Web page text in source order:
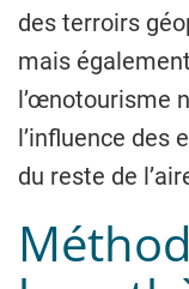
des terroirs
mais
l’œnotourisme
l’influence des
du reste de